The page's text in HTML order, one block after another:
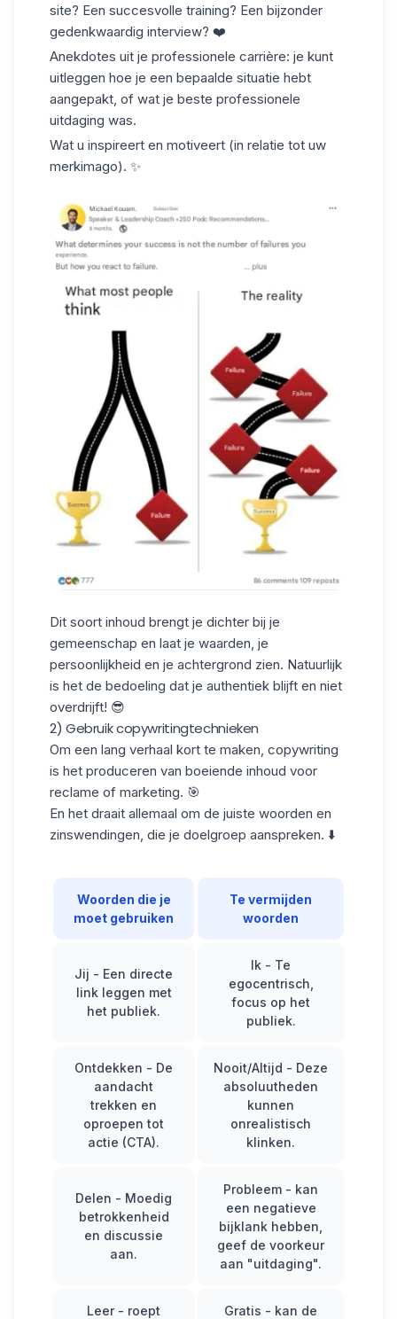
site? Een succesvolle training? Een bijzonder
gedenkwaardig interview? ❤️
Anekdotes uit je professionele carrière: je kunt
uitleggen hoe je een bepaalde situatie hebt
aangepakt, of wat je beste professionele
uitdaging was.
Wat u inspireert en motiveert (in relatie tot uw
merkimago). ✨
Dit soort inhoud brengt je dichter bij je
gemeenschap en laat je waarden, je
persoonlijkheid en je achtergrond zien. Natuurlijk
is het de bedoeling dat je authentiek blijft en niet
overdrijft! 😎
2) Gebruik copywritingtechnieken
Om een lang verhaal kort te maken, copywriting
is het produceren van boeiende inhoud voor
reclame of marketing. 🎯
En het draait allemaal om de juiste woorden en
zinswendingen, die je doelgroep aanspreken. ⬇️
Woorden die je
moet gebruiken
Te vermijden
woorden
Jij - Een directe
link leggen met
het publiek.
Ik - Te
egocentrisch,
focus op het
publiek.
Ontdekken - De
aandacht
trekken en
oproepen tot
actie (CTA).
Nooit/Altijd - Deze
absoluutheden
kunnen
onrealistisch
klinken.
Delen - Moedig
betrokkenheid
en discussie
aan.
Probleem - kan
een negatieve
bijklank hebben,
geef de voorkeur
aan "uitdaging".
Leer- roept
Gratis - kan de